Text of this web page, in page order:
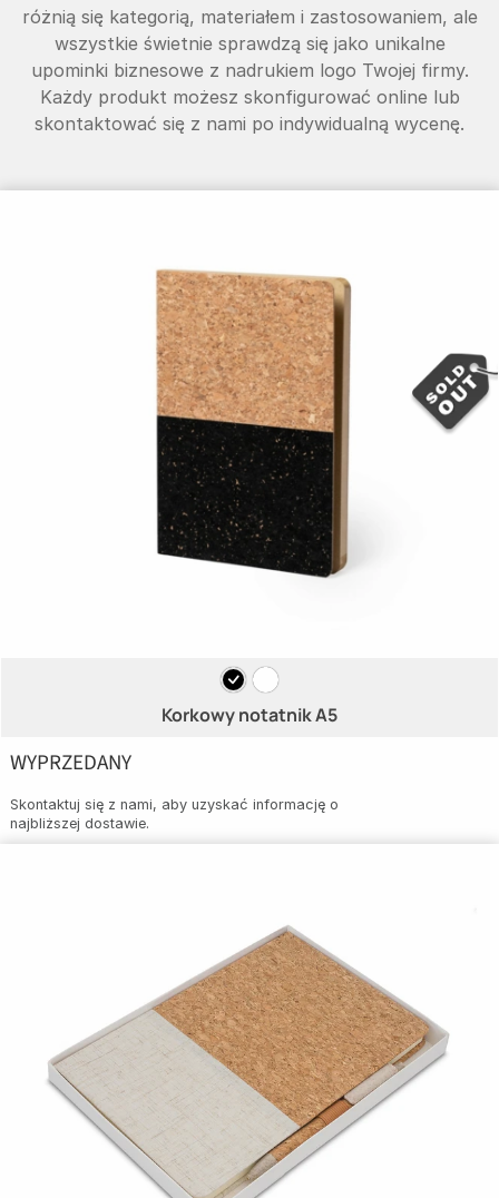
różnią się kategorią, materiałem i zastosowaniem, ale
wszystkie świetnie sprawdzą się jako unikalne
upominki biznesowe z nadrukiem logo Twojej firmy.
Każdy produkt możesz skonfigurować online lub
skontaktować się z nami po indywidualną wycenę.
Korkowy notatnik A5
WYPRZEDANY
Skontaktuj się z nami, aby uzyskać informację o
najbliższej dostawie.